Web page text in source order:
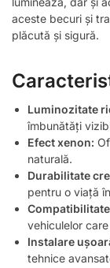
aceste becuri și
plăcută și sigură.
Luminozitate
îmbunătăți
Efect xenon:
naturală.
Durabilitate
pentru o viață
vehiculelor
Instalare
tehnice